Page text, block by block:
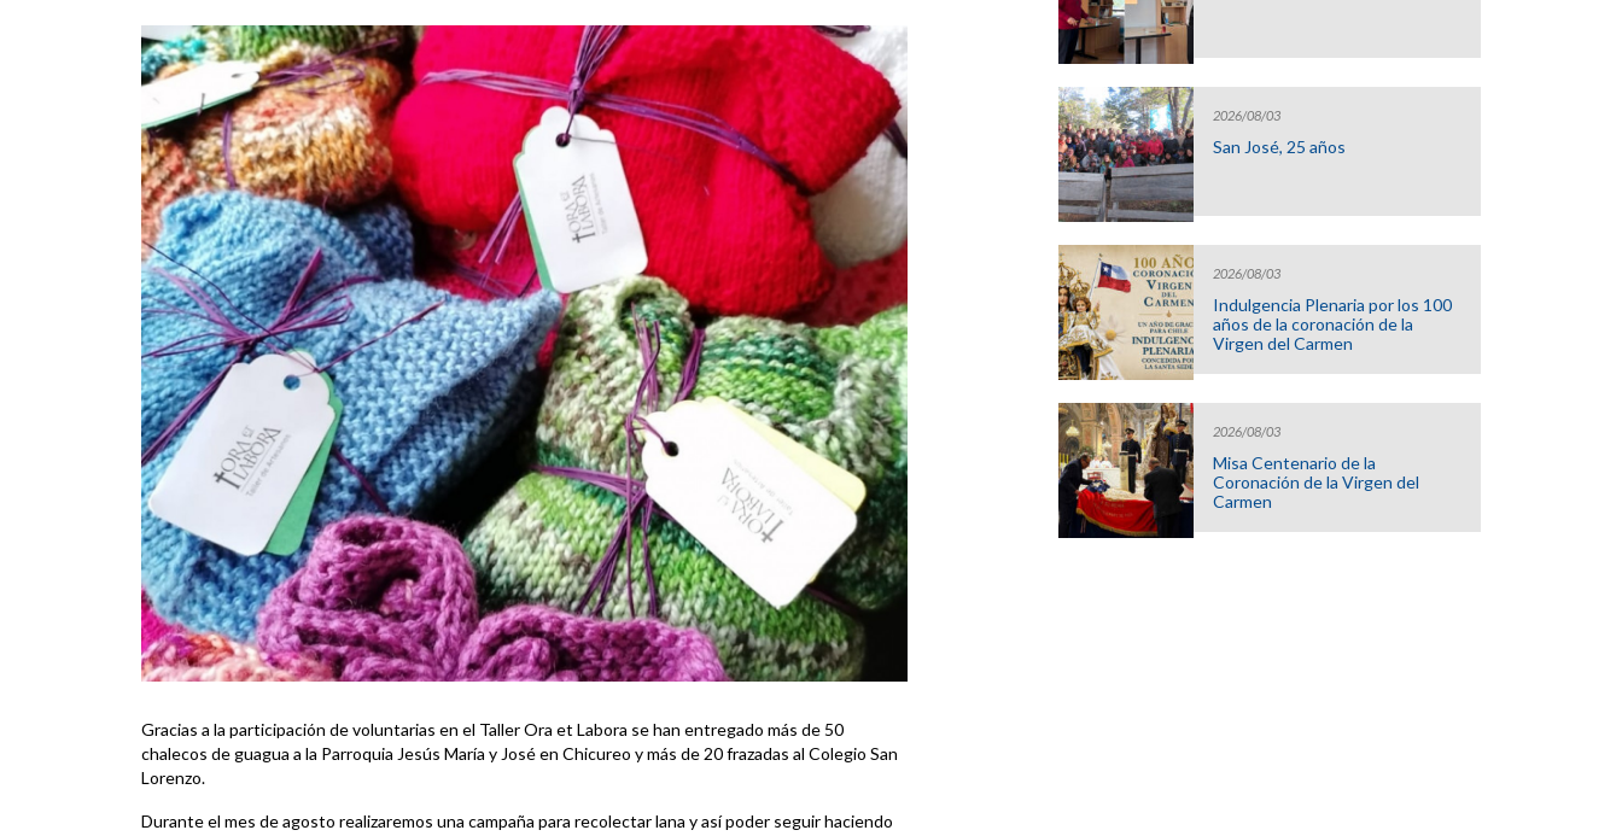
Gracias a la participación de voluntarias en el Taller Ora et Labora se han entregado más de 50
chalecos de guagua a la Parroquia Jesús María y José en Chicureo y más de 20 frazadas al Colegio San
Lorenzo.
Durante el mes de agosto realizaremos una campaña para recolectar lana y así poder seguir haciendo
2026/08/03
San José, 25 años
2026/08/03
Indulgencia Plenaria por los 100
años de la coronación de la
Virgen del Carmen
2026/08/03
Misa Centenario de la
Coronación de la Virgen del
Carmen